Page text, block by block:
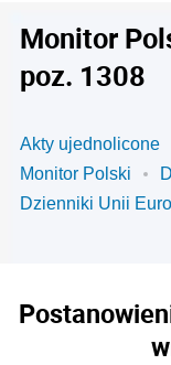
Monitor
poz. 1308
Akty ujednolicone
Monitor Polski
Dzienniki Unii